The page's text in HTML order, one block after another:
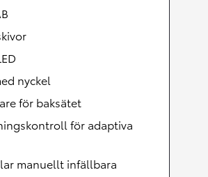
nyckel
för baksätet
för adaptiva
manuellt infällbara